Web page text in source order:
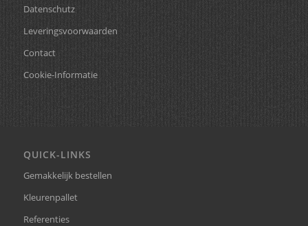
Datenschutz
Leveringsvoorwaarden
Contact
Cookie-Informatie
QUICK-LINKS
Gemakkelijk bestellen
Kleurenpallet
Referenties